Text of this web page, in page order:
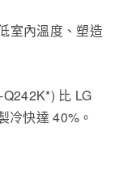
室內溫度、塑造
Q242K*) 比 LG
冷快達 40%。